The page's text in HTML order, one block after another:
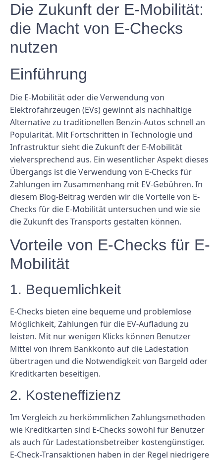
Die Zukunft der E-Mobilität:
die Macht von E-Checks
nutzen
Einführung
Die E-Mobilität oder die Verwendung von
Elektrofahrzeugen (EVs) gewinnt als nachhaltige
Alternative zu traditionellen Benzin-Autos schnell an
Popularität. Mit Fortschritten in Technologie und
Infrastruktur sieht die Zukunft der E-Mobilität
vielversprechend aus. Ein wesentlicher Aspekt dieses
Übergangs ist die Verwendung von E-Checks für
Zahlungen im Zusammenhang mit EV-Gebühren. In
diesem Blog-Beitrag werden wir die Vorteile von E-
Checks für die E-Mobilität untersuchen und wie sie
die Zukunft des Transports gestalten können.
Vorteile von E-Checks für E-
Mobilität
1. Bequemlichkeit
E-Checks bieten eine bequeme und problemlose
Möglichkeit, Zahlungen für die EV-Aufladung zu
leisten. Mit nur wenigen Klicks können Benutzer
Mittel von ihrem Bankkonto auf die Ladestation
übertragen und die Notwendigkeit von Bargeld oder
Kreditkarten beseitigen.
2. Kosteneffizienz
Im Vergleich zu herkömmlichen Zahlungsmethoden
wie Kreditkarten sind E-Checks sowohl für Benutzer
als auch für Ladestationsbetreiber kostengünstiger.
E-Check-Transaktionen haben in der Regel niedrigere